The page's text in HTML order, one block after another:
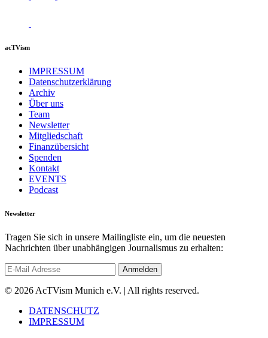
acTVism
IMPRESSUM
Datenschutzerklärung
Archiv
Über uns
Team
Newsletter
Mitgliedschaft
Finanzübersicht
Spenden
Kontakt
EVENTS
Podcast
Newsletter
Tragen Sie sich in unsere Mailingliste ein, um die neuesten
Nachrichten über unabhängigen Journalismus zu erhalten:
© 2026 AcTVism Munich e.V. | All rights reserved.
DATENSCHUTZ
IMPRESSUM